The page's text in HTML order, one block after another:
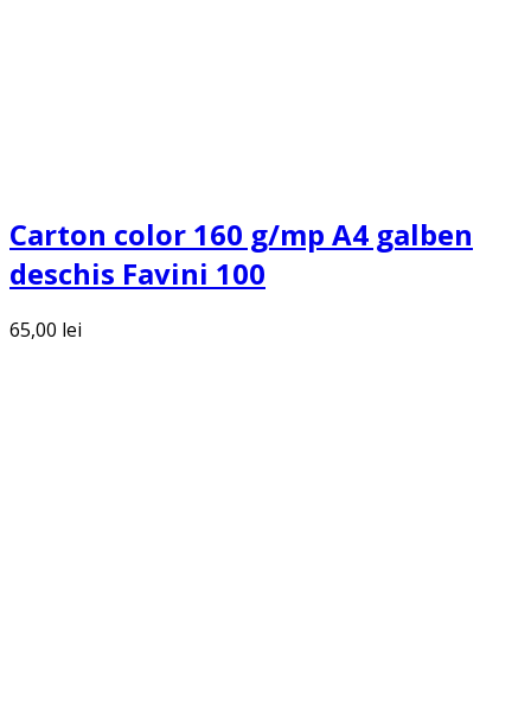
Carton color 160 g/mp A4 galben
deschis Favini 100
65,00 lei